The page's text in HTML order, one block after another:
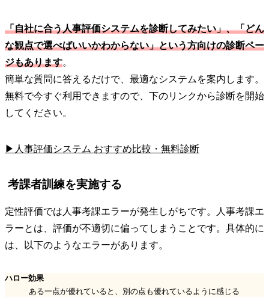
「自社に合う人事評価システムを診断してみたい」、「どん
な観点で選べばいいかわからない」という方向けの診断ペー
ジもあります。
簡単な質問に答えるだけで、最適なシステムを案内します。
無料で今すぐ利用できますので、下のリンクから診断を開始
してください。
▶人事評価システム おすすめ比較・無料診断
考課者訓練を実施する
定性評価では人事考課エラーが発生しがちです。人事考課エ
ラーとは、評価が不適切に偏ってしまうことです。具体的に
は、以下のようなエラーがあります。
ハロー効果
ある一点が優れていると、別の点も優れているように感じる